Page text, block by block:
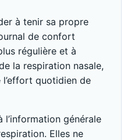
à tenir sa propre
de confort
régulière et à
la respiration nasale,
quotidien de
l’information générale
Elles ne